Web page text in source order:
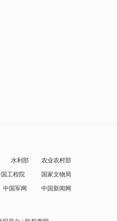
水利部
农业农村部
国工程院
国家文物局
中国军网
中国新闻网